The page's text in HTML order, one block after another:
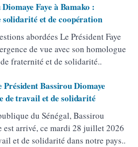
Faye à Bamako :
solidarité et de coopération
abordées Le Président Faye
de vue avec son homologue
fraternité et de solidarité..
Bassirou Diomaye
de travail et de solidarité
du Sénégal, Bassirou
est arrivé, ce mardi 28 juillet 2026
et de solidarité dans notre pays..